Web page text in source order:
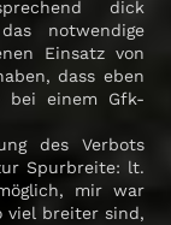
dick
notwendige
Einsatz von
dass eben
bei einem Gfk-
des Verbots
Spurbreite: lt.
mir war
viel breiter sind,